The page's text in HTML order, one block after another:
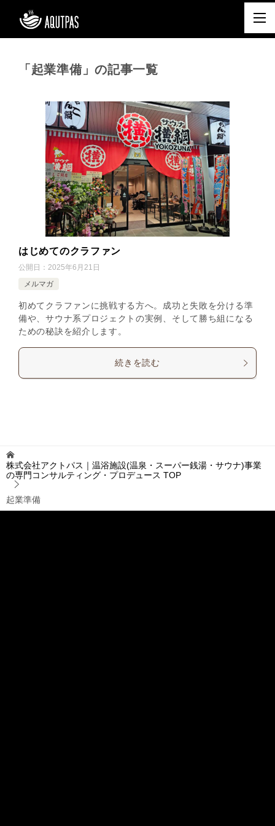
「起業準備」の記事一覧
はじめてのクラファン
公開日： 2025年6月21日
メルマガ
初めてクラファンに挑戦する方へ。成功と失敗を分ける準
備や、サウナ系プロジェクトの実例、そして勝ち組になる
ための秘訣を紹介します。
続きを読む
株式会社アクトパス｜温浴施設(温泉・スーパー銭湯・サウナ)事業
の専門コンサルティング・プロデュース TOP
起業準備